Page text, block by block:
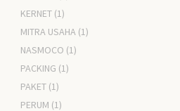
KERNET (1)
MITRA USAHA (1)
NASMOCO (1)
PACKING (1)
PAKET (1)
PERUM (1)